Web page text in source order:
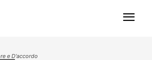
e D'accordo